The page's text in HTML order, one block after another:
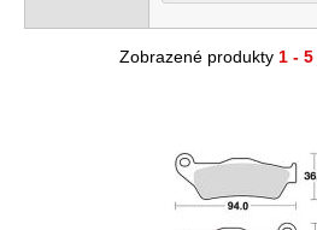
Zobrazené produkty 1 - 5